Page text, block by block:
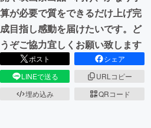
算が必要で質をできるだけ上げ完
成目指し感動を届けたいです。ど
うぞご協力宜しくお願い致します
ポスト
シェア
LINEで送る
URLコピー
埋め込み
QRコード